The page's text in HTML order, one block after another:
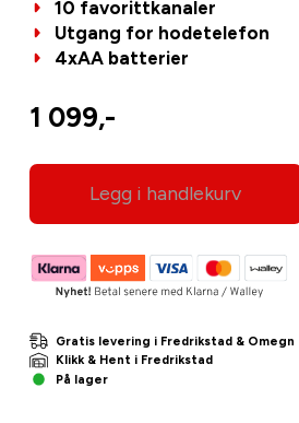
10 favorittkanaler
Utgang for hodetelefon
4xAA batterier
1 099,-
Legg i handlekurv
Gratis levering i Fredrikstad & Omegn
Klikk & Hent i Fredrikstad
På lager